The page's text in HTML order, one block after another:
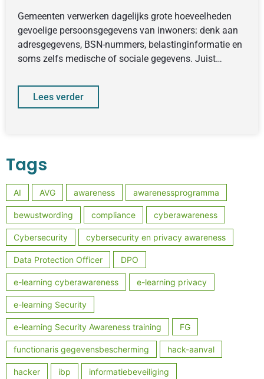
Gemeenten verwerken dagelijks grote hoeveelheden
gevoelige persoonsgegevens van inwoners: denk aan
adresgegevens, BSN-nummers, belastinginformatie en
soms zelfs medische of sociale gegevens. Juist
Lees verder
Tags
AI AVG awareness awarenessprogramma
bewustwording compliance cyberawareness
Cybersecurity cybersecurity en privacy awareness
Data Protection Officer DPO
e-learning cyberawareness e-learning privacy
e-learning Security
e-learning Security Awareness training FG
functionaris gegevensbescherming hack-aanval
hacker ibp informatiebeveiliging